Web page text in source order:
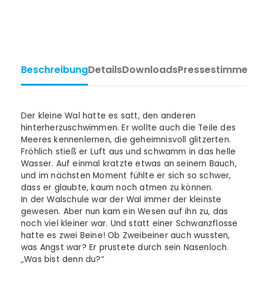
BeschreibungDetailsDownloadsPressestimmen
Der kleine Wal hatte es satt, den anderen
hinterherzuschwimmen. Er wollte auch die Teile des
Meeres kennenlernen, die geheimnisvoll glitzerten.
Fröhlich stieß er Luft aus und schwamm in das helle
Wasser. Auf einmal kratzte etwas an seinem Bauch,
und im nächsten Moment fühlte er sich so schwer,
dass er glaubte, kaum noch atmen zu können.
In der Walschule war der Wal immer der kleinste
gewesen. Aber nun kam ein Wesen auf ihn zu, das
noch viel kleiner war. Und statt einer Schwanzflosse
hatte es zwei Beine! Ob Zweibeiner auch wussten,
was Angst war? Er prustete durch sein Nasenloch.
„Was bist denn du?“